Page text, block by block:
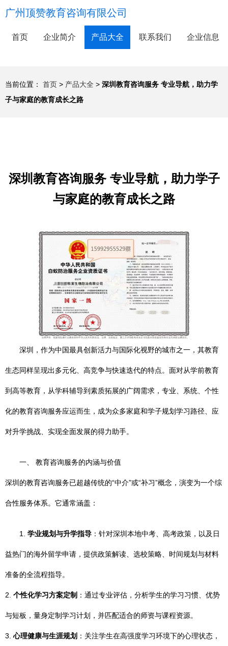
广州顶赞教育咨询有限公司
首页 企业简介 产品大全 联系我们 企业信息
当前位置： 首页 > 产品大全 > 深圳教育咨询服务 专业导航，助力学
子与家庭的教育成长之路
深圳教育咨询服务 专业导航，助力学子
与家庭的教育成长之路
深圳，作为中国最具创新活力与国际化视野的城市之一，其教育
生态同样呈现出多元化、高竞争与快速迭代的特点。面对从学前教育
到高等教育，从学科辅导到素质拓展的广阔需求，专业、系统、个性
化的教育咨询服务应运而生，成为众多家庭和学子规划学习路径、应
对升学挑战、实现全面发展的得力助手。
一、 教育咨询服务的内涵与价值
深圳的教育咨询服务已超越传统的“中介”或“补习”概念，演变为一个综
合性服务体系。它通常涵盖：
1. 学业规划与升学指导 ：针对深圳本地中考、高考政策，以及日
益热门的海外留学申请，提供政策解读、选校策略、时间规划与材料
准备的全流程指导。
2. 个性化学习方案定制 ：通过专业评估，分析学生的学习习惯、优势
与短板，量身定制学习计划，并匹配适合的师资与课程资源。
3. 心理健康与生涯规划 ：关注学生在高强度学习环境下的心理状态，